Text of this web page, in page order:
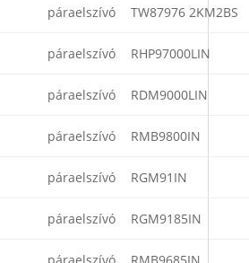
páraelszívó TW87976 2KM2BS
páraelszívó RHP97000LIN
páraelszívó RDM9000LIN
páraelszívó RMB9800IN
páraelszívó RGM91IN
páraelszívó RGM9185IN